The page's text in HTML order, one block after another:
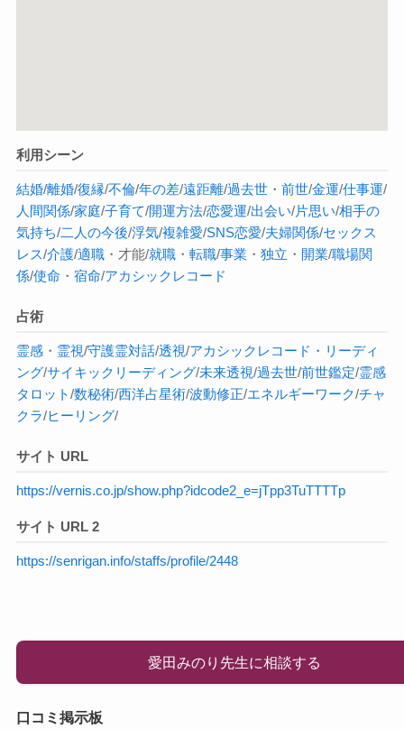
利用シーン
結婚/離婚/復縁/不倫/年の差/遠距離/過去世・ 前世/金運/仕事運/
人間関係/家庭/子育て/開運方法/恋愛運/出会い/片思い/相手の
気持ち/二人の今後/浮気/複雑愛/SNS恋愛/夫婦関係/セックス
レス/介護/適職・才能/就職・ 転職/事業 ・ 独立 ・ 開業/職場関
係/使命 ・ 宿命/アカシックレコード
占術
霊感・ 霊視/守護霊対話/透視/アカシックレコード・リーディ
ング/サイキック リーディング/未来透視/過去世/前世鑑定/霊感
タロット/数秘術/西洋占星術/波動修正/エネルギーワーク/チャ
クラ/ヒーリング/
サイト URL
https://vernis.co.jp/show.php?idcode2_e=jTpp3TuTTTTp
サイト URL 2
https://senrigan.info/staffs/profile/2448
愛田みのり先生に相談する
口コミ掲示板